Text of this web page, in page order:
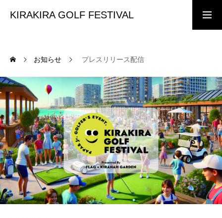
KIRAKIRA GOLF FESTIVAL
ホーム
KIRAKIRA GOLF FESTIVAL
イベント案内
CONCEPT
イベントコンセプト
TICKET
前売り・当日チケット
お知らせ プレスリリース配信